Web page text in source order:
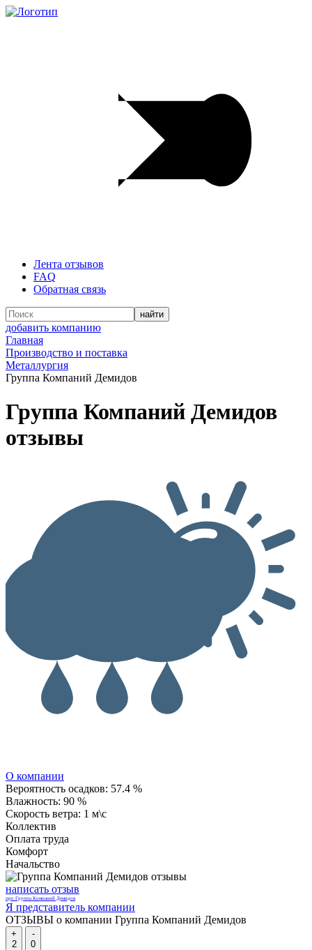
Лента отзывов
FAQ
Обратная связь
добавить компанию
Главная
Производство и поставка
Металлургия
Группа Компаний Демидов
Группа Компаний Демидов
отзывы
О компании
Вероятность осадков: 57.4 %
Влажность: 90 %
Скорость ветра: 1 м\с
Коллектив
Оплата труда
Комфорт
Начальство
написать отзыв
про Группа Компаний Демидов
Я представитель компании
ОТЗЫВЫ о компании Группа Компаний Демидов
+
2
-
0